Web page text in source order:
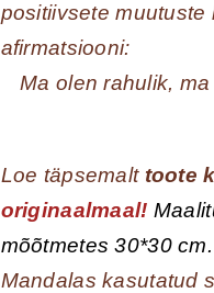
positiivsete
afirmatsiooni:
Ma olen rahulik,
Loe täpsemalttoote
originaalmaal!
mõõtmetes 30*30 cm.
Mandalas kasutatud